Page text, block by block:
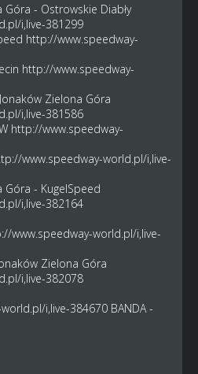
- Ostrowskie Diabły
i,live-381299
http://www.speedway-
http://www.speedway-
Zielona Góra
i,live-381586
http://www.speedway-
www.speedway-world.pl/i,live-
Góra - KugelSpeed
i,live-382164
www.speedway-world.pl/i,live-
Zielona Góra
i,live-382078
i,live-384670BANDA -